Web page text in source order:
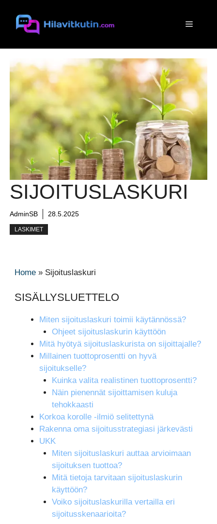
sisältöön
Valikko
SIJOITUSLASKURI
AdminSB 28.5.2025
LASKIMET
Home » Sijoituslaskuri
SISÄLLYSLUETTELO
Miten sijoituslaskuri toimii käytännössä?
Ohjeet sijoituslaskurin käyttöön
Mitä hyötyä sijoituslaskurista on sijoittajalle?
Millainen tuottoprosentti on hyvä
sijoitukselle?
Kuinka valita realistinen tuottoprosentti?
Näin pienennät sijoittamisen kuluja
tehokkaasti
Korkoa korolle -ilmiö selitettynä
Rakenna oma sijoitusstrategiasi järkevästi
UKK
Miten sijoituslaskuri auttaa arvioimaan
sijoituksen tuottoa?
Mitä tietoja tarvitaan sijoituslaskurin
käyttöön?
Voiko sijoituslaskurilla vertailla eri
sijoitusskenaarioita?